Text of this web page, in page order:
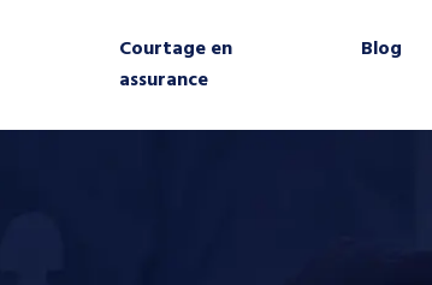
Courtage en
assurance
Blog